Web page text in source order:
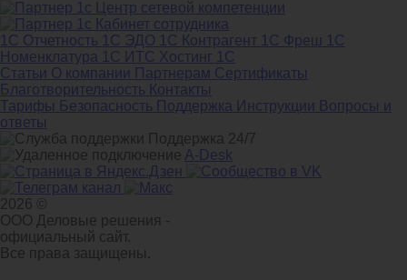
1С Отчетность 1С ЭДО 1С Контрагент 1С Фреш
1С
Номенклатура 1С ИТС Хостинг 1С
Статьи О компании Партнерам Сертификаты
Благотворительность Контакты
Тарифы Безопасность Поддержка Инструкции Вопросы и
ответы
Поддержка 24/7
A-Desk
2026 ©
ООО Деловые решения -
официальный сайт.
Все права защищены.